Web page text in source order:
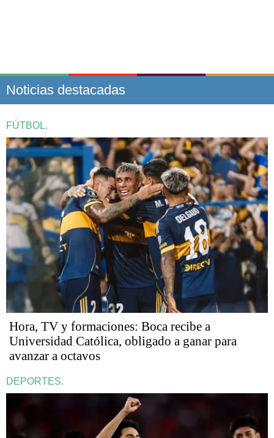
Noticias destacadas
FÚTBOL.
Hora, TV y formaciones: Boca recibe a
Universidad Católica, obligado a ganar para
avanzar a octavos
DEPORTES.